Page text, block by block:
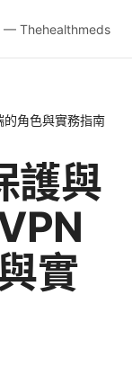
— Thehealthmeds
角色與實務指南
護與
實